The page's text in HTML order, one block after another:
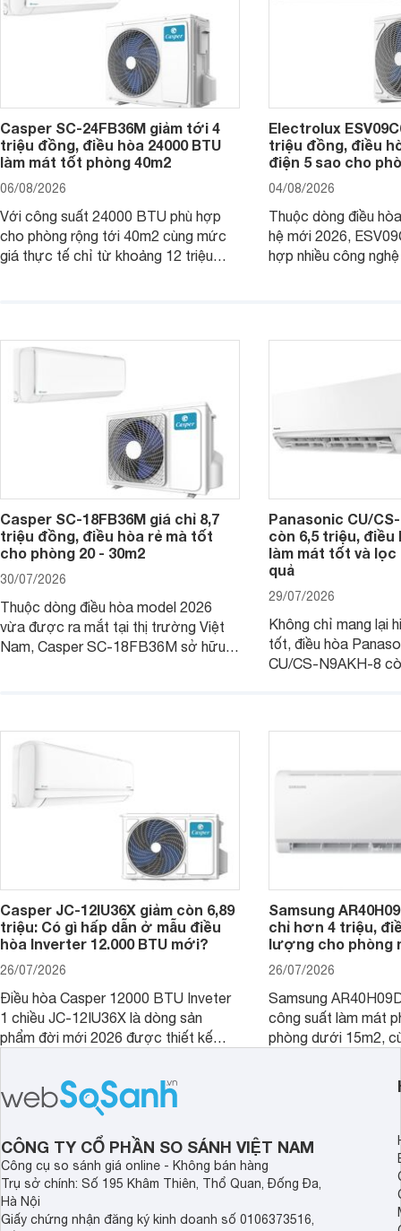
Casper SC-24FB36M giảm tới 4
triệu đồng, điều hòa 24000 BTU
làm mát tốt phòng 40m2
06/08/2026
Với công suất 24000 BTU phù hợp
cho phòng rộng tới 40m2 cùng mức
giá thực tế chỉ từ khoảng 12 triệu
Electrolux
triệu đồng, điều
điện 5 sao cho
04/08/2026
Thuộc dòng điều
hệ mới 2026,
hợp nhiều công
Casper SC-18FB36M giá chỉ 8,7
triệu đồng, điều hòa rẻ mà tốt
cho phòng 20 - 30m2
30/07/2026
Thuộc dòng điều hòa model 2026
vừa được ra mắt tại thị trường Việt
Nam, Casper SC-18FB36M sở hữu
nhiều tính năng và công nghệ hiện đại.
Panasonic CU/
còn 6,5 triệu, điều
làm mát tốt và lọc
quả
29/07/2026
Không chỉ mang lại
tốt, điều hòa
CU/CS-N9AKH-8
Casper JC-12IU36X giảm còn 6,89
triệu: Có gì hấp dẫn ở mẫu điều
hòa Inverter 12.000 BTU mới?
26/07/2026
Điều hòa Casper 12000 BTU Inveter
1 chiều JC-12IU36X là dòng sản
phẩm đời mới 2026 được thiết kế
sở hữu khả năng làm mát tốt mà còn
có giá bán rất hợp lý.
Samsung
chỉ hơn 4 triệu,
lượng cho phòng
26/07/2026
Samsung
công suất làm mát
phòng dưới 15m2,
phòng ngủ, phòng
CÔNG TY CỔ PHẦN SO SÁNH VIỆT NAM
Công cụ so sánh giá online - Không bán hàng
Trụ sở chính: Số 195 Khâm Thiên, Thổ Quan, Đống Đa,
Hà Nội
Giấy chứng nhận đăng ký kinh doanh số 0106373516,